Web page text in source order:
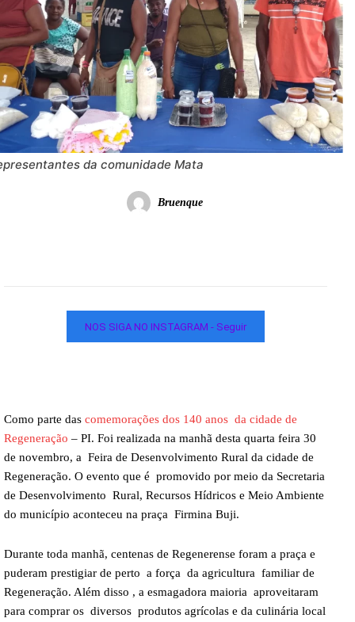
da comunidade Mata
Bruenque
NOS SIGA NO INSTAGRAM - Seguir
Como parte das comemorações dos 140 anos da cidade de
Regeneração – PI. Foi realizada na manhã desta quarta feira 30
de novembro, a Feira de Desenvolvimento Rural da cidade de
Regeneração. O evento que é promovido por meio da Secretaria
de Desenvolvimento Rural, Recursos Hídricos e Meio Ambiente
do município aconteceu na praça Firmina Buji.
Durante toda manhã, centenas de Regenerense foram a praça e
puderam prestigiar de perto a força da agricultura familiar de
Regeneração. Além disso , a esmagadora maioria aproveitaram
para comprar os diversos produtos agrícolas e da culinária local